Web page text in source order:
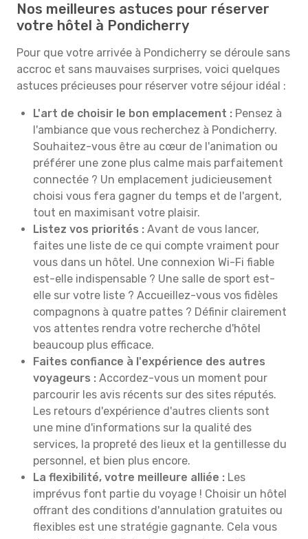
Nos meilleures astuces pour réserver
votre hôtel à Pondicherry
Pour que votre arrivée à Pondicherry se déroule sans
accroc et sans mauvaises surprises, voici quelques
astuces précieuses pour réserver votre séjour idéal :
L'art de choisir le bon emplacement : Pensez à
l'ambiance que vous recherchez à Pondicherry.
Souhaitez-vous être au cœur de l'animation ou
préférer une zone plus calme mais parfaitement
connectée ? Un emplacement judicieusement
choisi vous fera gagner du temps et de l'argent,
tout en maximisant votre plaisir.
Listez vos priorités : Avant de vous lancer,
faites une liste de ce qui compte vraiment pour
vous dans un hôtel. Une connexion Wi-Fi fiable
est-elle indispensable ? Une salle de sport est-
elle sur votre liste ? Accueillez-vous vos fidèles
compagnons à quatre pattes ? Définir clairement
vos attentes rendra votre recherche d'hôtel
beaucoup plus efficace.
Faites confiance à l'expérience des autres
voyageurs : Accordez-vous un moment pour
parcourir les avis récents sur des sites réputés.
Les retours d'expérience d'autres clients sont
une mine d'informations sur la qualité des
services, la propreté des lieux et la gentillesse du
personnel, et bien plus encore.
La flexibilité, votre meilleure alliée : Les
imprévus font partie du voyage ! Choisir un hôtel
offrant des conditions d'annulation gratuites ou
flexibles est une stratégie gagnante. Cela vous